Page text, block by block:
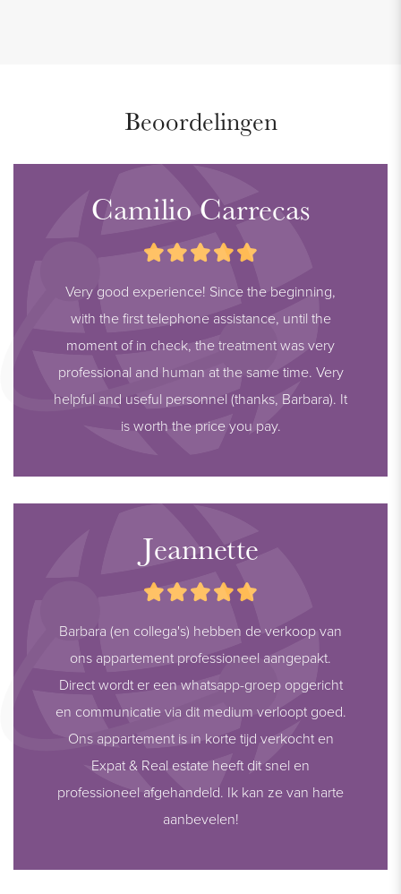
Beoordelingen
Camilio Carrecas
Very good experience! Since the beginning,
with the first telephone assistance, until the
moment of in check, the treatment was very
professional and human at the same time. Very
helpful and useful personnel (thanks, Barbara). It
is worth the price you pay.
Jeannette
Barbara (en collega's) hebben de verkoop van
ons appartement professioneel aangepakt.
Direct wordt er een whatsapp-groep opgericht
en communicatie via dit medium verloopt goed.
Ons appartement is in korte tijd verkocht en
Expat & Real estate heeft dit snel en
professioneel afgehandeld. Ik kan ze van harte
aanbevelen!